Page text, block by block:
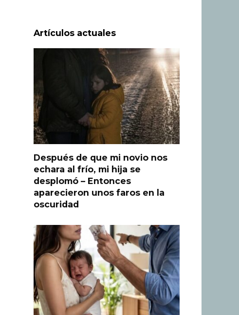
Artículos actuales
Después de que mi novio nos
echara al frío, mi hija se
desplomó – Entonces
aparecieron unos faros en la
oscuridad